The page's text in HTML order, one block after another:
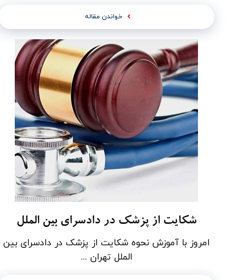
خواندن مقاله
شکایت از پزشک در دادسرای بین الملل
امروز با آموزش نحوه شکایت از پزشک در دادسرای بین
الملل تهران ...